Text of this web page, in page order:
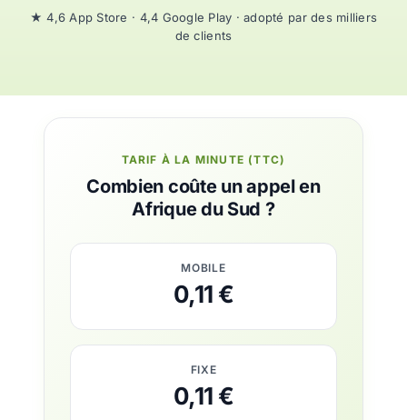
★ 4,6 App Store · 4,4 Google Play · adopté par des milliers
de clients
TARIF À LA MINUTE (TTC)
Combien coûte un appel en
Afrique du Sud ?
MOBILE
0,11 €
FIXE
0,11 €